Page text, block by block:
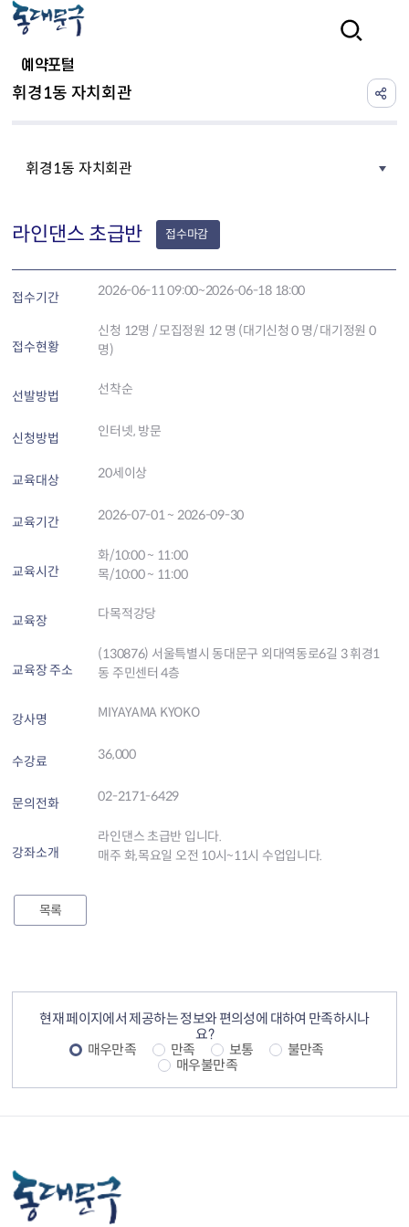
예약포털
휘경1동 자치회관
휘경1동 자치회관
라인댄스 초급반 접수마감
접수기간 2026-06-11 09:00~2026-06-18 18:00
접수현황
신청 12명 / 모집정원 12 명 (대기신청 0 명/ 대기정원 0
명)
선발방법 선착순
신청방법 인터넷, 방문
교육대상 20세이상
교육기간 2026-07-01 ~ 2026-09-30
교육시간
화/10:00 ~ 11:00
목/10:00 ~ 11:00
교육장 다목적강당
교육장 주소
(130876) 서울특별시 동대문구 외대역동로6길 3 휘경1
동 주민센터 4층
강사명 MIYAYAMA KYOKO
수강료 36,000
문의전화 02-2171-6429
강좌소개
라인댄스 초급반 입니다.
매주 화,목요일 오전 10시~11시 수업입니다.
목록
현재 페이지에서 제공하는 정보와 편의성에 대하여 만족하시나
요?
매우만족
만족 보통
불만족
매우불만족